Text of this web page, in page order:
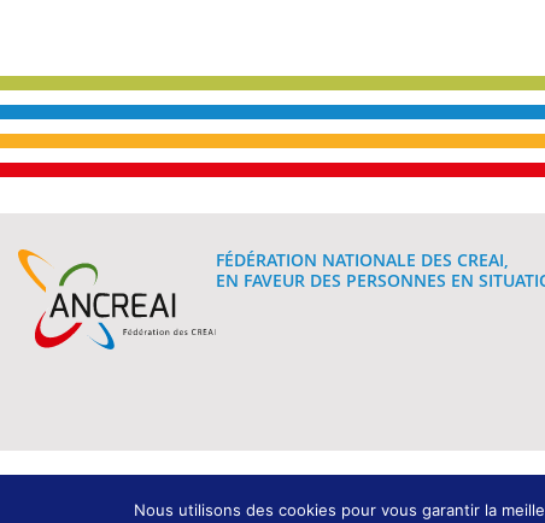
FÉDÉRATION NATIONALE DES CREAI,
EN FAVEUR DES PERSONNES EN
Nous utilisons des cookies pour vous garantir la